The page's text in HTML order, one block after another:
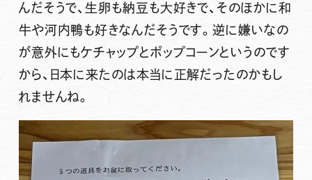
んだそうで、生卵も納豆も大好きで、そのほかに和
牛や河内鴨も好きなんだそうです。逆に嫌いなの
が意外にもケチャップとポップコーンというのです
から、日本に来たのは本当に正解だったのかもし
れませんね。